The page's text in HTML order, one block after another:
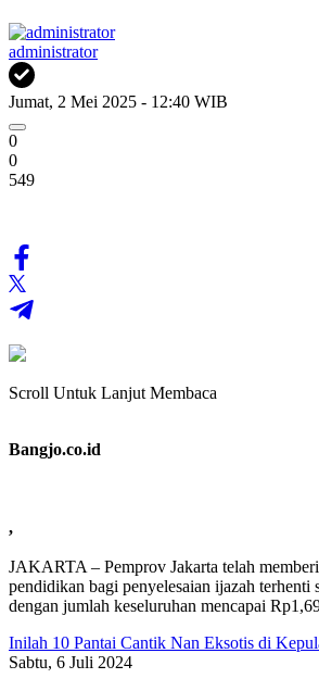
administrator
Jumat, 2 Mei 2025 - 12:40 WIB
0
0
549
Scroll Untuk Lanjut Membaca
Bangjo.co.id
,
JAKARTA – Pemprov Jakarta telah
pendidikan bagi penyelesaian ijazah terhenti
dengan jumlah keseluruhan mencapai
Inilah 10 Pantai Cantik Nan Eksotis di
Sabtu, 6 Juli 2024